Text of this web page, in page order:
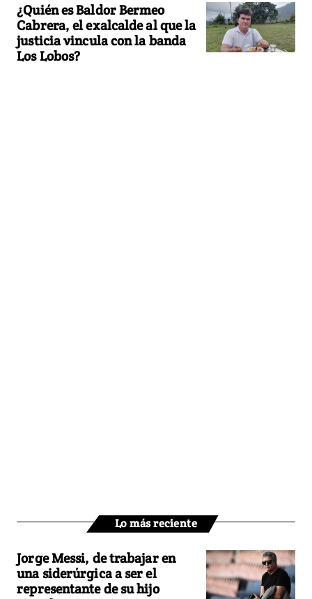
¿Quién es Baldor Bermeo
Cabrera, el exalcalde al que la
justicia vincula con la banda
Los Lobos?
Lo más reciente
Jorge Messi, de trabajar en
una siderúrgica a ser el
representante de su hijo